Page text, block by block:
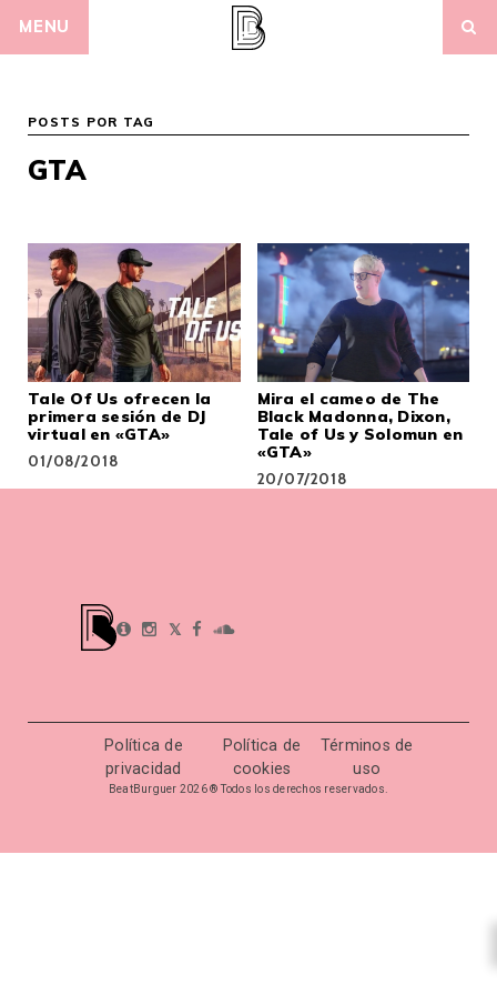
MENU
POSTS POR TAG
GTA
Tale Of Us ofrecen la
primera sesión de DJ
virtual en «GTA»
01/08/2018
Mira el cameo de The
Black Madonna, Dixon,
Tale of Us y Solomun en
«GTA»
20/07/2018
𝕏
Política de
privacidad
Política de
cookies
Términos de
uso
BeatBurguer 2026 ® Todos los derechos reservados.